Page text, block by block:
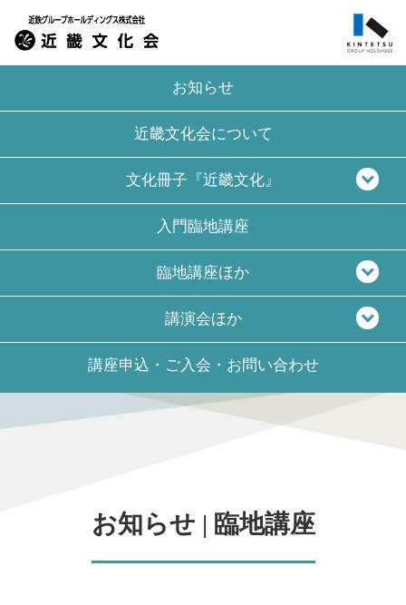
お知らせ
近畿文化会について
文化冊子『近畿文化』
入門臨地講座
臨地講座ほか
講演会ほか
講座申込・ご入会・ お問い合わせ
お知らせ | 臨地講座